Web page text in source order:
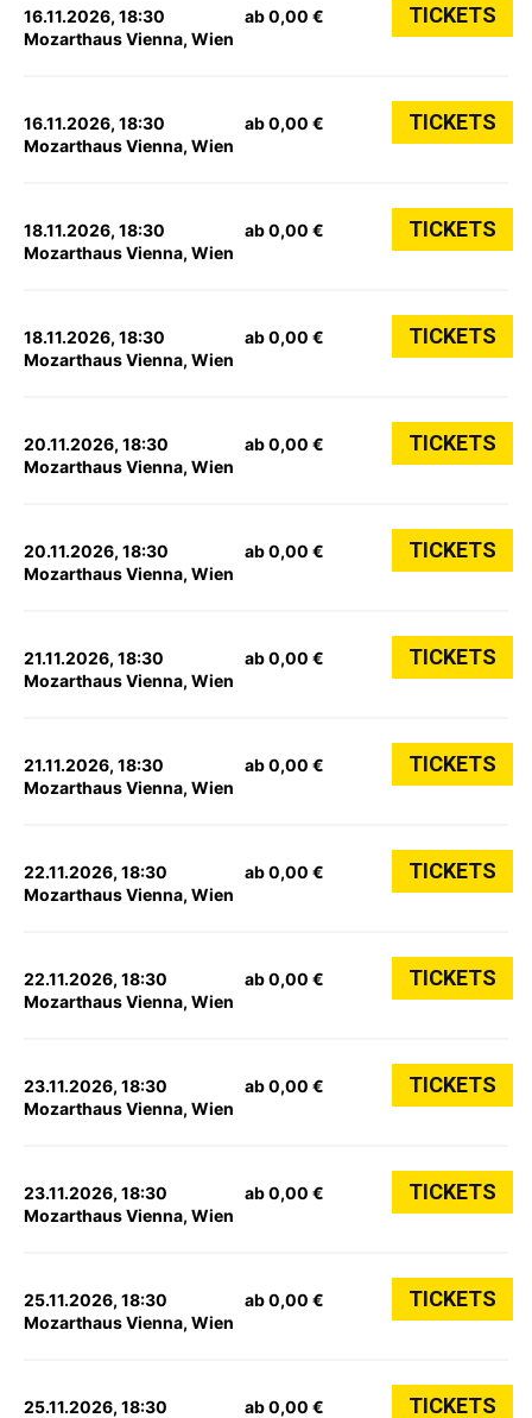
16.11.2026, 18:30
Mozarthaus Vienna, Wien
ab 0,00 € TICKETS
16.11.2026, 18:30
Mozarthaus Vienna, Wien
ab 0,00 € TICKETS
18.11.2026, 18:30
Mozarthaus Vienna, Wien
ab 0,00 € TICKETS
18.11.2026, 18:30
Mozarthaus Vienna, Wien
ab 0,00 € TICKETS
20.11.2026, 18:30
Mozarthaus Vienna, Wien
ab 0,00 € TICKETS
20.11.2026, 18:30
Mozarthaus Vienna, Wien
ab 0,00 € TICKETS
21.11.2026, 18:30
Mozarthaus Vienna, Wien
ab 0,00 € TICKETS
21.11.2026, 18:30
Mozarthaus Vienna, Wien
ab 0,00 € TICKETS
22.11.2026, 18:30
Mozarthaus Vienna, Wien
ab 0,00 € TICKETS
22.11.2026, 18:30
Mozarthaus Vienna, Wien
ab 0,00 € TICKETS
23.11.2026, 18:30
Mozarthaus Vienna, Wien
ab 0,00 € TICKETS
23.11.2026, 18:30
Mozarthaus Vienna, Wien
ab 0,00 € TICKETS
25.11.2026, 18:30
Mozarthaus Vienna, Wien
ab 0,00 € TICKETS
25.11.2026, 18:30 ab 0,00 € TICKETS